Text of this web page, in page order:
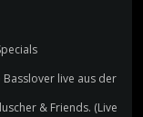
live aus der
& Friends. (Live